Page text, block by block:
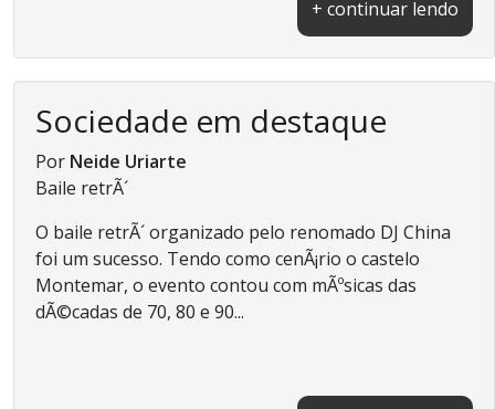
+ continuar lendo
Sociedade em destaque
Por Neide Uriarte
Baile retrÃ´
O baile retrÃ´ organizado pelo renomado DJ China
foi um sucesso. Tendo como cenÃ¡rio o castelo
Montemar, o evento contou com mÃºsicas das
dÃ©cadas de 70, 80 e 90...